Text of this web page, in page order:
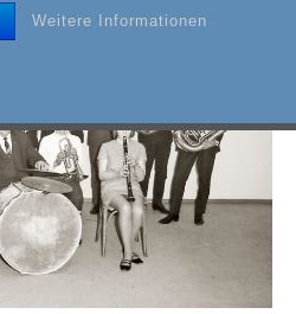
Weitere Informationen